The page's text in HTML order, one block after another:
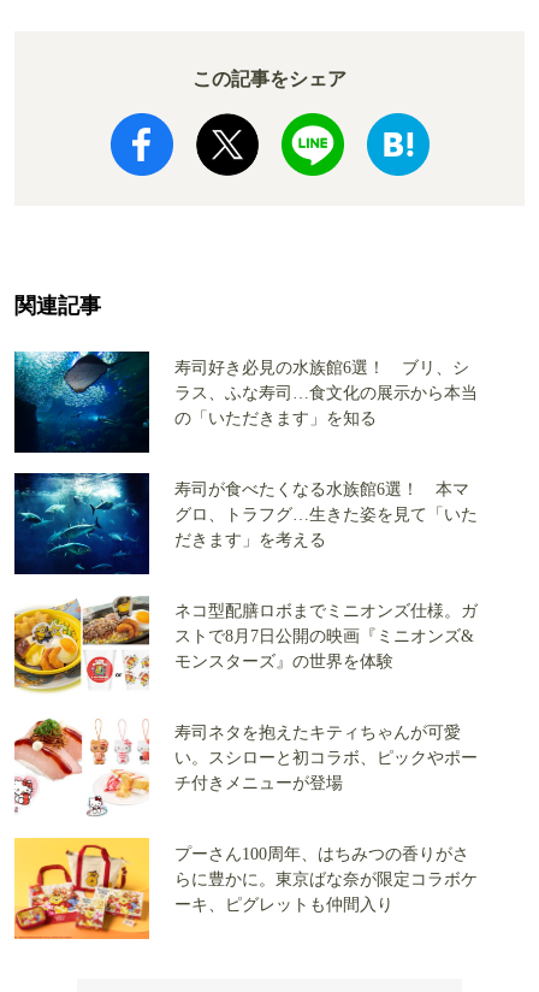
この記事をシェア
関連記事
寿司好き必見の水族館6選！ ブリ、シ
ラス、ふな寿司…食文化の展示から本当
の「いただきます」を知る
寿司が食べたくなる水族館6選！ 本マ
グロ、トラフグ…生きた姿を見て「いた
だきます」を考える
ネコ型配膳ロボまでミニオンズ仕様。ガ
ストで8月7日公開の映画『ミニオンズ&
モンスターズ』の世界を体験
寿司ネタを抱えたキティちゃんが可愛
い。スシローと初コラボ、ピックやポー
チ付きメニューが登場
プーさん100周年、はちみつの香りがさ
らに豊かに。東京ばな奈が限定コラボケ
ーキ、ピグレットも仲間入り